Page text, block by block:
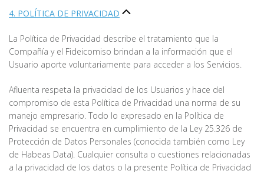
4. POLÍTICA DE PRIVACIDAD
La Política de Privacidad describe el tratamiento que la
Compañía y el Fideicomiso brindan a la información que el
Usuario aporte voluntariamente para acceder a los Servicios.
Afluenta respeta la privacidad de los Usuarios y hace del
compromiso de esta Política de Privacidad una norma de su
manejo empresario. Todo lo expresado en la Política de
Privacidad se encuentra en cumplimiento de la Ley 25.326 de
Protección de Datos Personales (conocida también como Ley
de Habeas Data). Cualquier consulta o cuestiones relacionadas
a la privacidad de los datos o la presente Política de Privacidad